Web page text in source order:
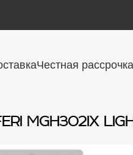
Честная рассрочка
MGH302IX